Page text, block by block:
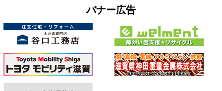
バナー広告